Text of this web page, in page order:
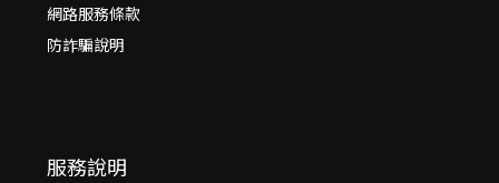
網路服務條款
防詐騙說明
服務說明